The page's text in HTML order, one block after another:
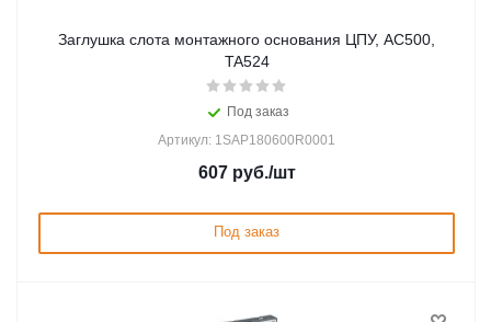
Заглушка слота монтажного основания ЦПУ, AC500,
TA524
Под заказ
Артикул: 1SAP180600R0001
607руб./шт
Под заказ